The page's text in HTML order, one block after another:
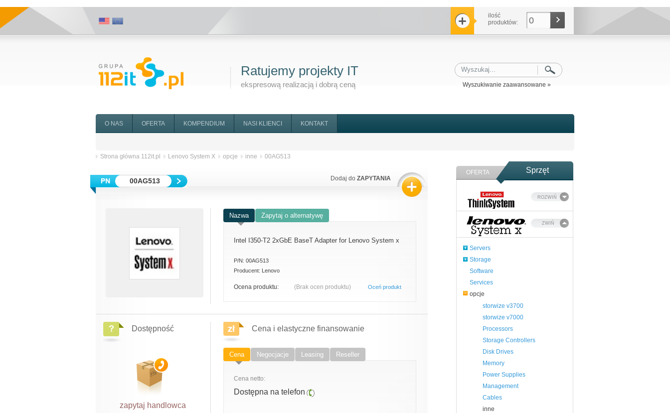
ilość
produktów:
0
Ratujemy projekty IT
ekspresową realizacją i dobrą ceną Wyszukiwanie zaawansowane »
O NAS OFERTA KOMPENDIUM NASI KLIENCI KONTAKT
OFERTA Sprzęt
ROZWIŃ
ZWIŃ
Servers
Storage
Software
Services
opcje
storwize v3700
storwize v7000
Processors
Storage Controllers
Disk Drives
Memory
Power Supplies
Management
Cables
inne
Strona główna 112it.pl Lenovo System X opcje inne 00AG513
00AG513 Dodaj do ZAPYTANIA
Nazwa Zapytaj o alternatywę
Intel I350-T2 2xGbE BaseT Adapter for Lenovo System x
P/N: 00AG513
Producent: Lenovo
Ocena produktu: (Brak ocen produktu) Oceń produkt
Dostępność
zapytaj handlowca
Cena i elastyczne finansowanie
Cena Negocjacje Leasing Reseller
Cena netto:
Dostępna na telefon